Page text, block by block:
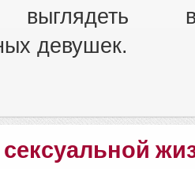
выглядеть
девушек.